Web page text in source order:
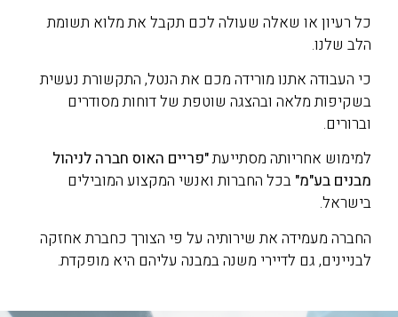
כל רעיון או שאלה שעולה לכם תקבל את מלוא תשומת
הלב שלנו.
כי העבודה אתנו מורידה מכם את הנטל, התקשורת נעשית
בשקיפות מלאה ובהצגה שוטפת של דוחות מסודרים
וברורים.
למימוש אחריותה מסתייעת"פריים האוס חברה לניהול
מבנים בע"מ" בכל החברות ואנשי המקצוע המובילים
בישראל.
החברה מעמידה את שירותיה על פי הצורך כחברת אחזקה
לבניינים, גם לדיירי משנה במבנה עליהם היא מופקדת.